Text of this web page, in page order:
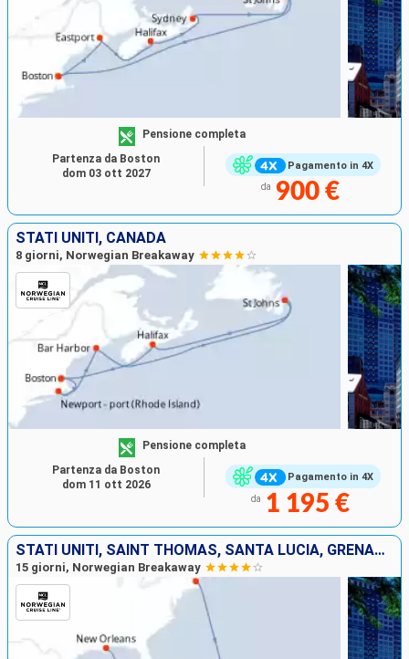
Pagamento in 4X
Pensione completa
da 900 €
Partenza da Boston
dom 03 ott 2027
STATI UNITI, CANADA
8 giorni, Norwegian Breakaway
Pagamento in 4X
Pensione completa
da 1 195 €
Partenza da Boston
dom 11 ott 2026
STATI UNITI, SAINT THOMAS, SANTA LUCIA, GRENADA, ARUBA, ISOLE CAYMAN
15 giorni, Norwegian Breakaway